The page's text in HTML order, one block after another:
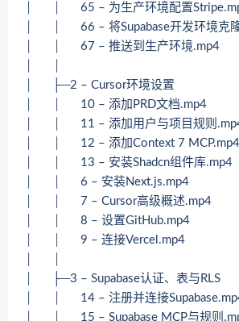
│ │ 65 – 为生产环境配置
│ │ 66 – 将Supabase开发环境克隆
│ │ 67 – 推送到生产环境.mp4
│ ├─2 – Cursor环境设置
│ │ 10 – 添加PRD文档.mp4
│ │ 11 – 添加用户与项目规则
│ │ 12 – 添加Context 7 MCP.mp4
│ │ 13 – 安装Shadcn组件库.mp4
│ │ 6 – 安装Next.js.mp4
│ │ 7 – Cursor高级概述.mp4
│ │ 8 – 设置GitHub.mp4
│ │ 9 – 连接Vercel.mp4
│ ├─3 – Supabase认证、表与RLS
│ │ 14 – 注册并连接
│ │ 15 – Supabase MCP与规则